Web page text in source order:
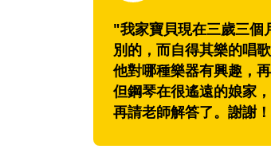
"我家寶貝現在三歲三個
別的，而自得其樂的唱
他對哪種樂器有興趣，
但鋼琴在很遙遠的娘家
再請老師解答了。謝謝